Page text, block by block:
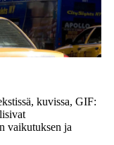
kuvissa, GIF:
vaikutuksen ja